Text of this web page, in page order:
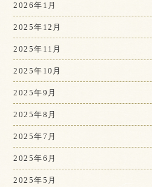
2026年1月
2025年12月
2025年11月
2025年10月
2025年9月
2025年8月
2025年7月
2025年6月
2025年5月